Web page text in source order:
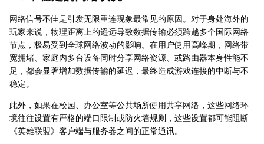
网络信号不佳是引发无限重连现象最常见的原因。对于身处海外的
玩家来说，物理距离上的遥远导致数据传输必须跨越多个国际网络
节点，极易受到全球网络波动的影响。在用户使用高峰期，网络带
宽拥堵、家庭内多台设备同时分享网络资源、或路由器本身性能不
足，都会显著增加数据传输的延迟，最终造成游戏连接的中断与不
稳定。
此外，如果在校园、办公室等公共场所使用共享网络，这些网络环
境往往设置有严格的端口限制或防火墙规则，这些设置都可能阻断
《英雄联盟》客户端与服务器之间的正常通讯。